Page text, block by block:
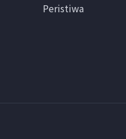
Peristiwa